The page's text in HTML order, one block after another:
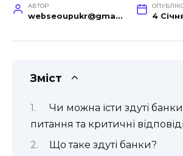
АВТОР
webseoupukr@gmail.com 4
Зміст
Чи можна їсти здуті
питання та критичні відповіді
Що таке здуті банки?